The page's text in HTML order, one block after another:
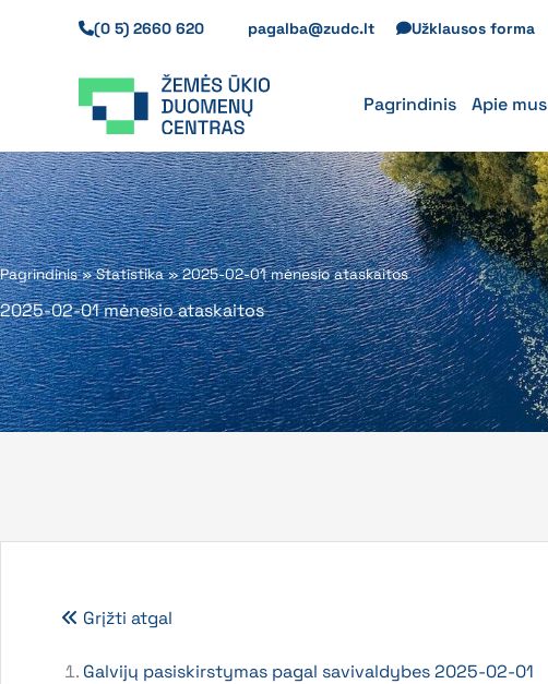
(0 5) 2660 620 pagalba@zudc.lt Užklausos forma
Pagrindinis Apie mus
Pagrindinis»Statistika»2025-02-01 mėnesio ataskaitos
2025-02-01 mėnesio ataskaitos
Grįžti atgal
Galvijų pasiskirstymas pagal savivaldybes 2025-02-01